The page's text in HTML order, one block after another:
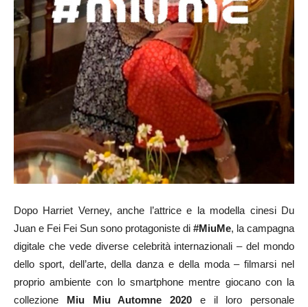
Dopo Harriet Verney, anche l’attrice e la modella cinesi Du
Juan e Fei Fei Sun sono protagoniste di #MiuMe, la campagna
digitale che vede diverse celebrità internazionali – del mondo
dello sport, dell’arte, della danza e della moda – filmarsi nel
proprio ambiente con lo smartphone mentre giocano con la
collezione Miu Miu Automne 2020 e il loro personale